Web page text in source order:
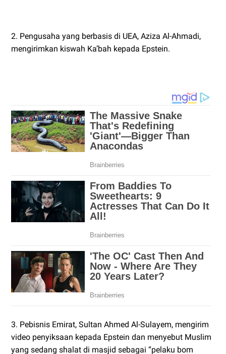
2. Pengusaha yang berbasis di UEA, Aziza Al-Ahmadi,
mengirimkan kiswah Ka’bah kepada Epstein.
3. Pebisnis Emirat, Sultan Ahmed Al-Sulayem, mengirim
video penyiksaan kepada Epstein dan menyebut Muslim
yang sedang shalat di masjid sebagai “pelaku bom